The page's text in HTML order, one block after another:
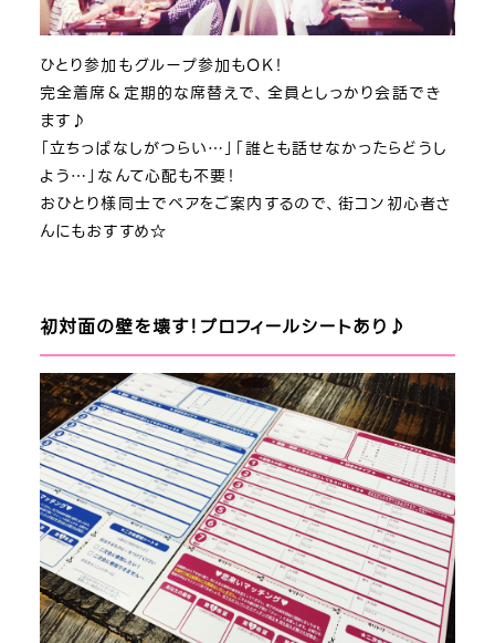
ひとり参加もグループ参加もOK！
完全着席＆定期的な席替えで、全員としっかり会話でき
ます♪
「立ちっぱなしがつらい…」「誰とも話せなかったらどうし
よう…」なんて心配も不要！
おひとり様同士でペアをご案内するので、街コン初心者さ
んにもおすすめ☆
初対面の壁を壊す！プロフィールシートあり♪